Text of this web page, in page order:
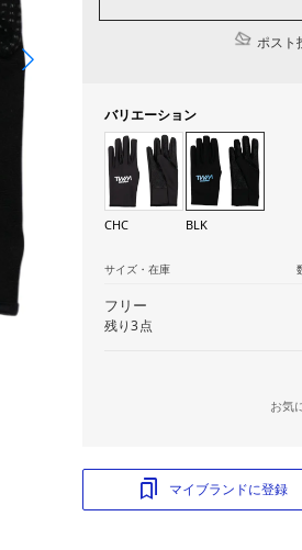
ポスト
バリエーション
CHC BLK
サイズ・在庫
フリー
残り3点
お気
マイブランドに登録